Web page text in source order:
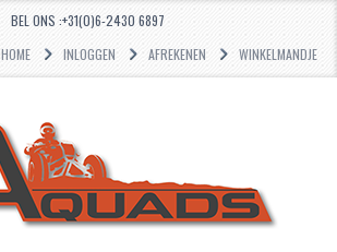
BEL ONS :+31(0)6-2430 6897
HOME
INLOGGEN AFREKENEN WINKELMANDJE